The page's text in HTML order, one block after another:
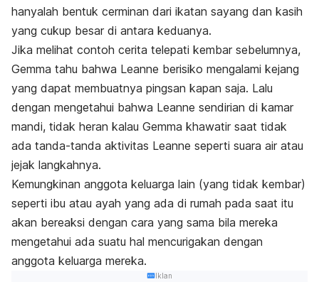
hanyalah bentuk cerminan dari ikatan sayang dan kasih
yang cukup besar di antara keduanya.
Jika melihat contoh cerita telepati kembar sebelumnya,
Gemma tahu bahwa Leanne berisiko mengalami kejang
yang dapat membuatnya pingsan kapan saja. Lalu
dengan mengetahui bahwa Leanne sendirian di kamar
mandi, tidak heran kalau Gemma khawatir saat tidak
ada tanda-tanda aktivitas Leanne seperti suara air atau
jejak langkahnya.
Kemungkinan anggota keluarga lain (yang tidak kembar)
seperti ibu atau ayah yang ada di rumah pada saat itu
akan bereaksi dengan cara yang sama bila mereka
mengetahui ada suatu hal mencurigakan dengan
anggota keluarga mereka.
Iklan